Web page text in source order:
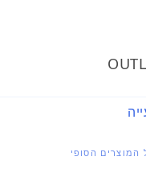
הסופי